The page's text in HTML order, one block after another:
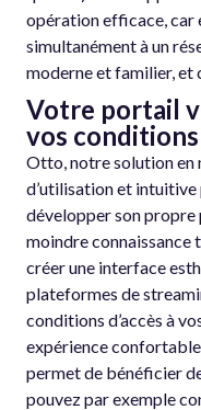
opération efficace, car
simultanément à un
moderne et familier, et
Votre portail
vos conditions
Otto, notre solution en
d’utilisation et
développer son propre
moindre connaissance
créer une interface
plateformes de
conditions d’accès à
expérience
permet de bénéficier
pouvez par exemple